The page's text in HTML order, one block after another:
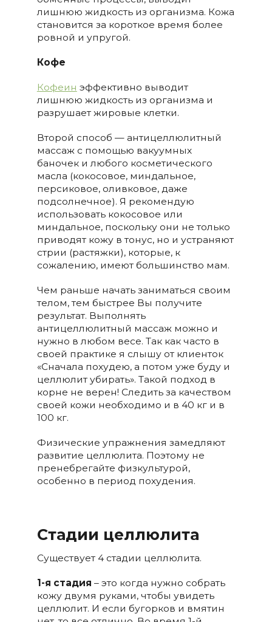
лишнюю жидкость из организма. Кожа
становится за короткое время более
ровной и упругой.
Кофе
Кофеин эффективно выводит
лишнюю жидкость из организма и
разрушает жировые клетки.
Второй способ — антицеллюлитный
массаж с помощью вакуумных
баночек и любого косметического
масла (кокосовое, миндальное,
персиковое, оливковое, даже
подсолнечное). Я рекомендую
использовать кокосовое или
миндальное, поскольку они не только
приводят кожу в тонус, но и устраняют
стрии (растяжки), которые, к
сожалению, имеют большинство мам.
Чем раньше начать заниматься своим
телом, тем быстрее Вы получите
результат. Выполнять
антицеллюлитный массаж можно и
нужно в любом весе. Так как часто в
своей практике я слышу от клиенток
«Сначала похудею, а потом уже буду и
целлюлит убирать». Такой подход в
корне не верен! Следить за качеством
своей кожи необходимо и в 40 кг и в
100 кг.
Физические упражнения замедляют
развитие целлюлита. Поэтому не
пренебрегайте физкультурой,
особенно в период похудения.
Стадии целлюлита
Существует 4 стадии целлюлита.
1-я стадия – это когда нужно собрать
кожу двумя руками, чтобы увидеть
целлюлит. И если бугорков и вмятин